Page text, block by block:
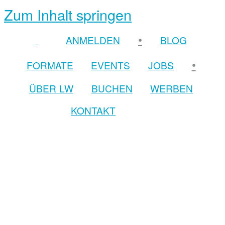
Zum Inhalt springen
ANMELDEN •
BLOG
FORMATE
EVENTS JOBS •
ÜBER LW BUCHEN
WERBEN
KONTAKT